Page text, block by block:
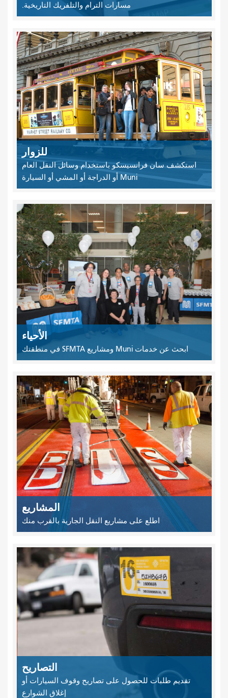
مسارات الترام والتلفريك التاريخية.
للزوار
استكشف سان فرانسيسكو باستخدام وسائل النقل العام
Muni أو الدراجة أو المشي أو السيارة
الأحياء
ابحث عن خدمات Muni ومشاريع SFMTA في منطقتك
المشاريع
اطلع على مشاريع النقل الجارية بالقرب منك
التصاريح
تقديم طلبات للحصول على تصاريح وقوف السيارات أو
إغلاق الشوارع